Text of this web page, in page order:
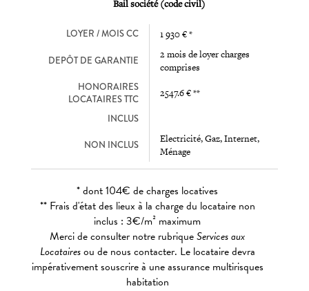
Bail société (code civil)
LOYER / MOIS CC 1 930 € *
DEPÔT DE GARANTIE
2 mois de loyer charges
comprises
HONORAIRES
LOCATAIRES TTC
2547.6 € **
INCLUS
NON INCLUS
Electricité, Gaz, Internet,
Ménage
* dont 104€ de charges locatives
** Frais d'état des lieux à la charge du locataire non
inclus : 3€/m² maximum
Merci de consulter notre rubriqueServices aux
Locatairesou de nous contacter. Le locataire devra
impérativement souscrire à une assurance multirisques
habitation